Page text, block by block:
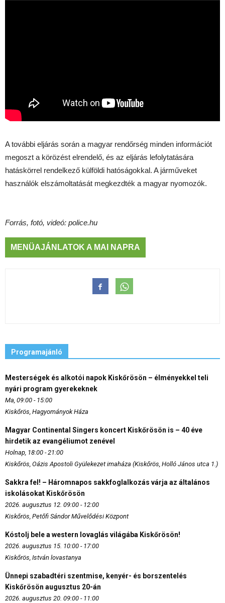
A további eljárás során a magyar rendőrség minden információt
megoszt a körözést elrendelő, és az eljárás lefolytatására
hatáskörrel rendelkező külföldi hatóságokkal. A járműveket
használók elszámoltatását megkezdték a magyar nyomozók.
Forrás, fotó, videó: police.hu
MENÜAJÁNLATOK A MAI NAPRA
Programajánló
Mesterségek és alkotói napok Kiskőrösön – élményekkel teli
nyári program gyerekeknek
Ma, 09:00 - 15:00
Kiskőrös, Hagyományok Háza
Magyar Continental Singers koncert Kiskőrösön is – 40 éve
hirdetik az evangéliumot zenével
Holnap, 18:00 - 21:00
Kiskőrös, Oázis Apostoli Gyülekezet imaháza (Kiskőrös, Holló János utca 1.)
Sakkra fel! – Háromnapos sakkfoglalkozás várja az általános
iskolásokat Kiskőrösön
2026. augusztus 12. 09:00 - 12:00
Kiskőrös, Petőfi Sándor Művelődési Központ
Kóstolj bele a western lovaglás világába Kiskőrösön!
2026. augusztus 15. 10:00 - 17:00
Kiskőrös, István lovastanya
Ünnepi szabadtéri szentmise, kenyér- és borszentelés
Kiskőrösön augusztus 20-án
2026. augusztus 20. 09:00 - 11:00